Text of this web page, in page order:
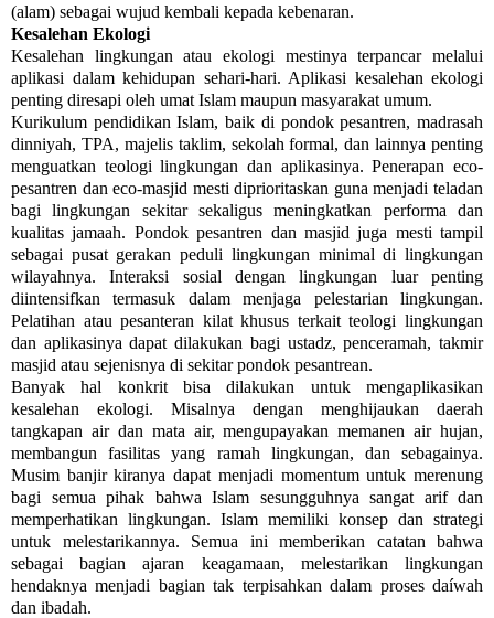
(alam) sebagai wujud kembali kepada kebenaran.
Kesalehan Ekologi
Kesalehan lingkungan atau ekologi mestinya terpancar melalui
aplikasi dalam kehidupan sehari-hari. Aplikasi kesalehan ekologi
penting diresapi oleh umat Islam maupun masyarakat umum.
Kurikulum pendidikan Islam, baik di pondok pesantren, madrasah
dinniyah, TPA, majelis taklim, sekolah formal, dan lainnya penting
menguatkan teologi lingkungan dan aplikasinya. Penerapan eco-
pesantren dan eco-masjid mesti diprioritaskan guna menjadi teladan
bagi lingkungan sekitar sekaligus meningkatkan performa dan
kualitas jamaah. Pondok pesantren dan masjid juga mesti tampil
sebagai pusat gerakan peduli lingkungan minimal di lingkungan
wilayahnya. Interaksi sosial dengan lingkungan luar penting
diintensifkan termasuk dalam menjaga pelestarian lingkungan.
Pelatihan atau pesanteran kilat khusus terkait teologi lingkungan
dan aplikasinya dapat dilakukan bagi ustadz, penceramah, takmir
masjid atau sejenisnya di sekitar pondok pesantrean.
Banyak hal konkrit bisa dilakukan untuk mengaplikasikan
kesalehan ekologi. Misalnya dengan menghijaukan daerah
tangkapan air dan mata air, mengupayakan memanen air hujan,
membangun fasilitas yang ramah lingkungan, dan sebagainya.
Musim banjir kiranya dapat menjadi momentum untuk merenung
bagi semua pihak bahwa Islam sesungguhnya sangat arif dan
memperhatikan lingkungan. Islam memiliki konsep dan strategi
untuk melestarikannya. Semua ini memberikan catatan bahwa
sebagai bagian ajaran keagamaan, melestarikan lingkungan
hendaknya menjadi bagian tak terpisahkan dalam proses daíwah
dan ibadah.